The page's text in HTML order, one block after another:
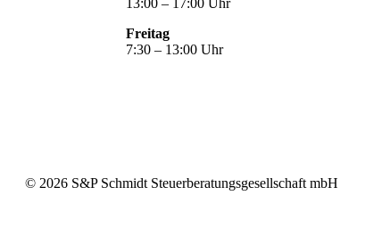
Freitag
7:30 – 13:00 Uhr
© 2026 S&P Schmidt Steuerberatungsgesellschaft mbH